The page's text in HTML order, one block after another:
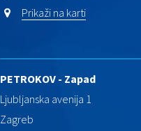
Prikaži na karti
PETROKOV - Zapad
Ljubljanska avenija 1
Zagreb